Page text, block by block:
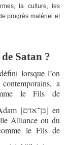
la culture, les
progrès matériel et
Satan ?
lorsque l’on
a
le Fils de
[בן־אדם] en
Alliance ou du
le Fils de